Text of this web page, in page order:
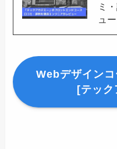
ミ
ュ
Webデザイン
[テック